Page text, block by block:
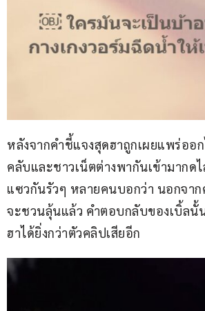
หลังจากคำชี้แจงสุดฮาถูกเผยแพร่ออ
คลับและชาวเน็ตต่างพากันเข้ามากด
แซวกันรัวๆ หลายคนบอกว่า นอกจา
จะชวนลุ้นแล้ว คำตอบกลับของเบิ้ลนั้
ฮาได้ยิ่งกว่าตัวคลิปเสียอีก